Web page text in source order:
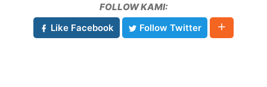
FOLLOW KAMI:
Like Facebook
Follow Twitter